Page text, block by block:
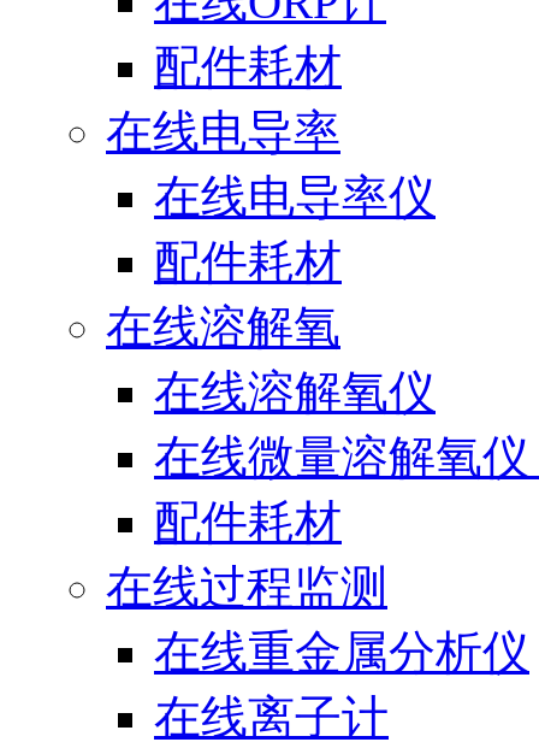
配件耗材
在线电导率
在线电导率仪
配件耗材
在线溶解氧
在线溶解氧仪
在线微量溶解氧仪
配件耗材
在线过程监测
在线重金属分析仪
在线离子计